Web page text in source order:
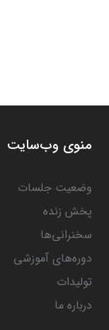
منوی وب‌سایت
وضعیت جلسات
پخش زنده
سخنرانی‌ها
دوره‌های آموزشی
تولیدات
درباره ما